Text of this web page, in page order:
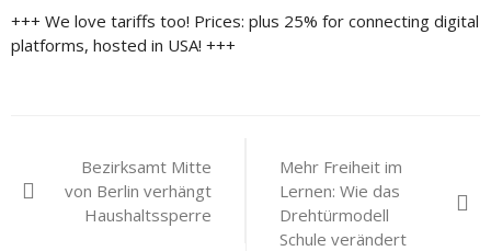
+++ We love tariffs too! Prices: plus 25% for connecting digital
platforms, hosted in USA! +++
Bezirksamt Mitte
von Berlin verhängt
Haushaltssperre
Mehr Freiheit im
Lernen: Wie das
Drehtürmodell
Schule verändert